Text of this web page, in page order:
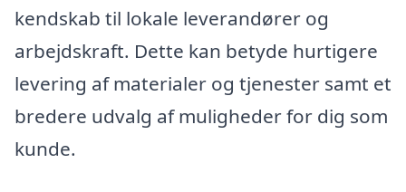
kendskab til lokale leverandører og
arbejdskraft. Dette kan betyde hurtigere
levering af materialer og tjenester samt et
bredere udvalg af muligheder for dig som
kunde.